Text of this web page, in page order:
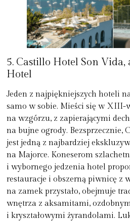
5. Castillo Hotel Son
Hotel
Jeden z najpiękniejszych hoteli
samo w sobie. Mieści się w XIII-
na wzgórzu, z zapierającymi
na bujne ogrody. Bezsprzecznie,
jest jedną z najbardziej
na Majorce. Koneserom
i wybornego jedzenia hotel
restauracje i obszerną piwnicę z
na zamek przystało, obejmuje
wnętrza z aksamitami,
i kryształowymi żyrandolami.